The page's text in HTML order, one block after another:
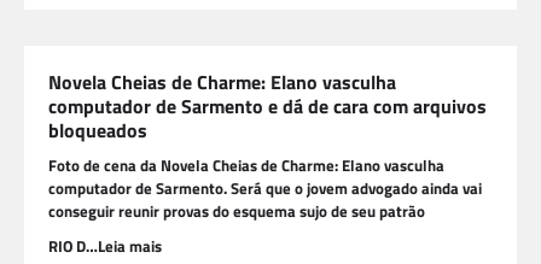
Novela Cheias de Charme: Elano vasculha
computador de Sarmento e dá de cara com arquivos
bloqueados
Foto de cena da Novela Cheias de Charme: Elano vasculha
computador de Sarmento. Será que o jovem advogado ainda vai
conseguir reunir provas do esquema sujo de seu patrão
RIO D…Leia mais